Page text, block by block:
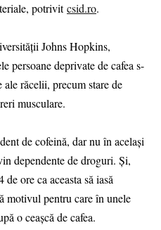
potrivitcsid.ro.
Johns Hopkins,
persoane deprivate de cafea s-
răcelii, precum stare de
musculare.
de cofeină, dar nu în acelaşi
dependente de droguri. Şi,
ore ca aceasta să iasă
motivul pentru care în unele
o ceaşcă de cafea.